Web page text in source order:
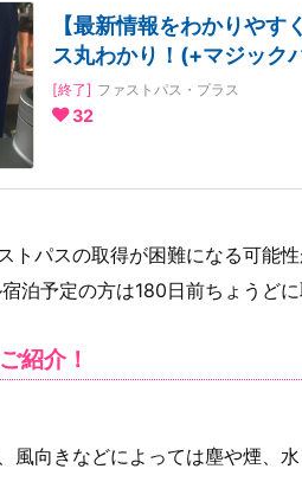
【最新情報をわかりやす
ス丸わかり！(+マジック
[終了] ファストパス・プラス
32
トパスの取得が困難になる可能性
泊予定の方は180日前ちょうどに
紹介！
風向きなどによっては塵や煙、